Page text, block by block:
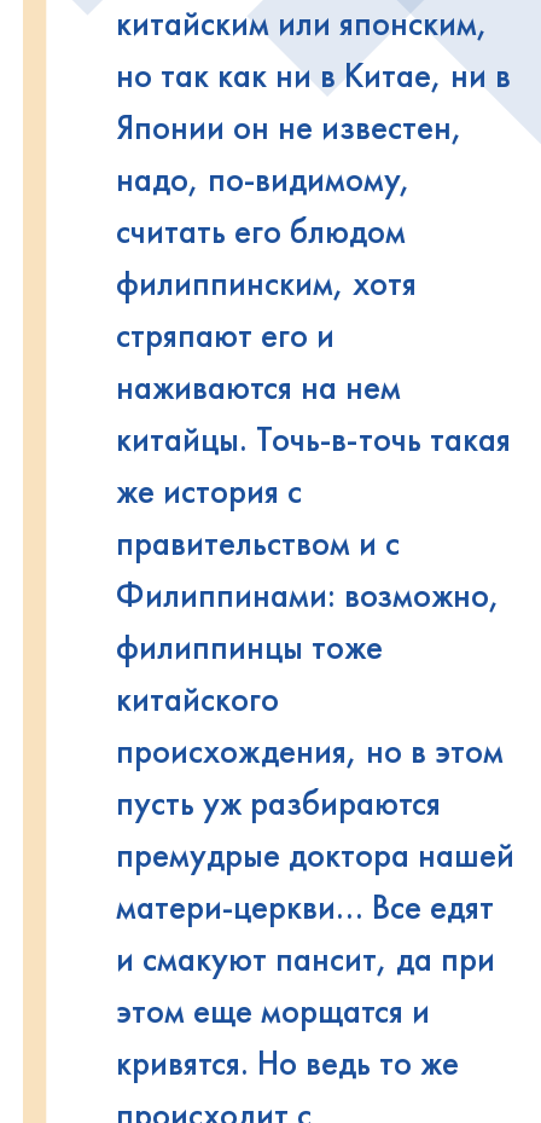
китайским или японским,
но так как ни в Китае, ни в
Японии он не известен,
надо, по-видимому,
считать его блюдом
филиппинским, хотя
стряпают его и
наживаются на нем
китайцы. Точь-в-точь такая
же история с
правительством и с
Филиппинами: возможно,
филиппинцы тоже
китайского
происхождения, но в этом
пусть уж разбираются
премудрые доктора нашей
матери-церкви... Все едят
и смакуют пансит, да при
этом еще морщатся и
кривятся. Но ведь то же